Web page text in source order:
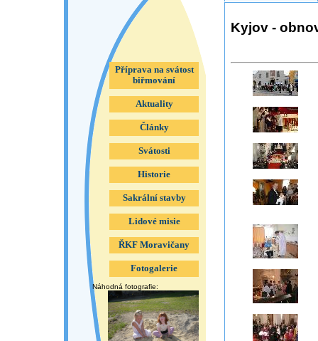
Kyjov -
Příprava na svátost
biřmování
Aktuality
Články
Svátosti
Historie
Sakrální stavby
Lidové misie
ŘKF Moravičany
Fotogalerie
Náhodná fotografie: